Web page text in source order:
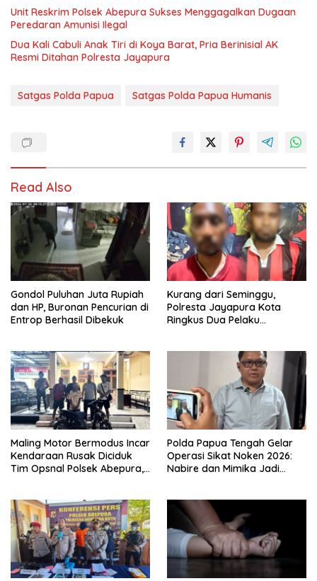
Unit Reskrim Polsek Abepura Sukses Menggagalkan Dugaan
Peredaran Amunisi Ilegal
Dua Kali Cabuli Anak Tiri di Koya Barat, Pria Berinisial AK
Resmi Ditahan Polresta Jayapura
Satgas Polda Papua Satgas Polda Papua Humanis
Read Also
Gondol Puluhan Juta Rupiah
dan HP, Buronan Pencurian di
Entrop Berhasil Dibekuk
Kurang dari Seminggu,
Polresta Jayapura Kota
Ringkus Dua Pelaku
Maling Motor Bermodus Incar
Kendaraan Rusak Diciduk
Tim Opsnal Polsek Abepura,
Polda Papua Tengah Gelar
Operasi Sikat Noken 2026:
Nabire dan Mimika Jadi